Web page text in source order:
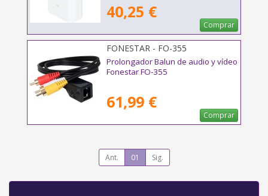
40,25 €
Comprar
FONESTAR - FO-355
Prolongador Balun de audio y vídeo
Fonestar FO-355
61,99 €
Comprar
Ant. 01 Sig.